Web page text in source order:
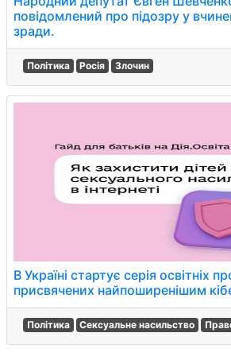
повідомлений про підозру у
зради.
Політика Росія Злочин
В Україні стартує серія освітніх
присвячених найпоширенішим
Політика Сексуальне насильство